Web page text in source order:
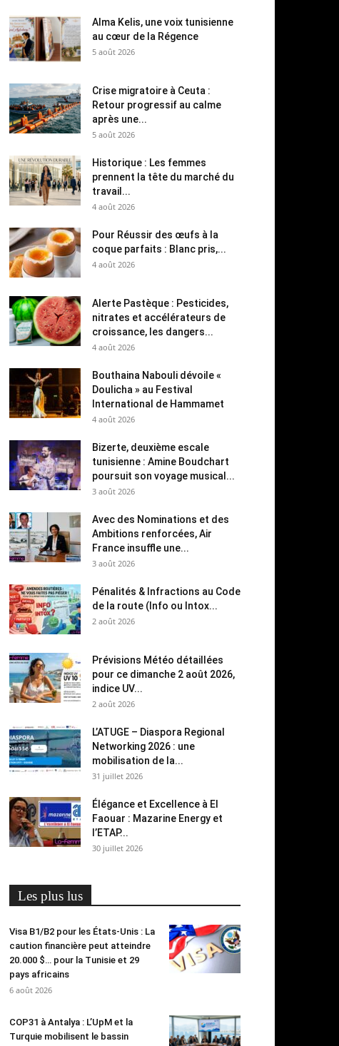
Alma Kelis, une voix tunisienne
au cœur de la Régence
5 août 2026
Crise migratoire à Ceuta :
Retour progressif au calme
après une...
5 août 2026
Historique : Les femmes
prennent la tête du marché du
travail...
4 août 2026
Pour Réussir des œufs à la
coque parfaits : Blanc pris,...
4 août 2026
Alerte Pastèque : Pesticides,
nitrates et accélérateurs de
croissance, les dangers...
4 août 2026
Bouthaina Nabouli dévoile «
Doulicha » au Festival
International de Hammamet
4 août 2026
Bizerte, deuxième escale
tunisienne : Amine Boudchart
poursuit son voyage musical...
3 août 2026
Avec des Nominations et des
Ambitions renforcées, Air
France insuffle une...
3 août 2026
Pénalités & Infractions au Code
de la route (Info ou Intox...
2 août 2026
Prévisions Météo détaillées
pour ce dimanche 2 août 2026,
indice UV...
2 août 2026
L’ATUGE – Diaspora Regional
Networking 2026 : une
mobilisation de la...
31 juillet 2026
Élégance et Excellence à El
Faouar : Mazarine Energy et
l’ETAP...
30 juillet 2026
Les plus lus
Visa B1/B2 pour les États-Unis : La
caution financière peut atteindre
20.000 $… pour la Tunisie et 29
pays africains
6 août 2026
COP31 à Antalya : L’UpM et la
Turquie mobilisent le bassin